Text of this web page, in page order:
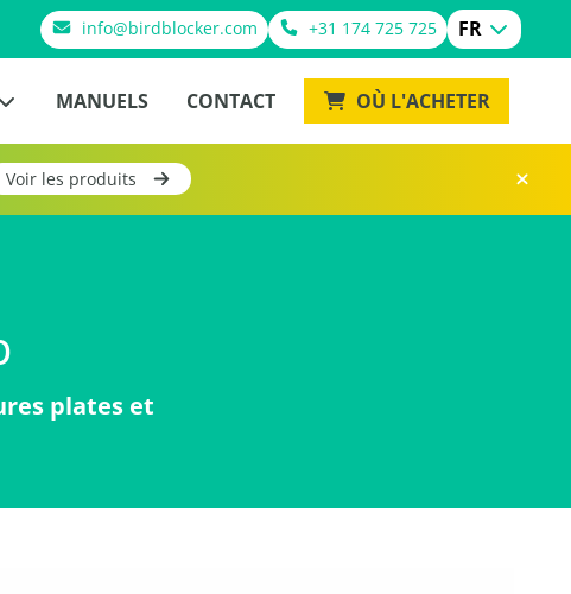
info@birdblocker.com +31 174 725 725 FR
MANUELS CONTACT OÙ L'ACHETER
Voir les produits
plates et